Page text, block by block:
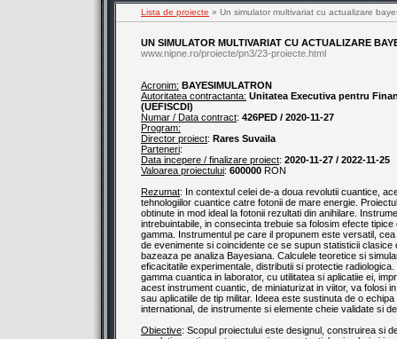
Lista de proiecte » Un simulator multivariat cu actualizare
UN SIMULATOR MULTIVARIAT CU ACTUALIZARE
www.nipne.ro/proiecte/pn3/23-proiecte.html
Acronim: BAYESIMULATRON
Autoritatea contractanta: Unitatea Executiva pentru
(UEFISCDI)
Numar / Data contract: 426PED / 2020-11-27
Program:
Director proiect: Rares Suvaila
Parteneri:
Data incepere / finalizare proiect: 2020-11-27 / 2022-11-25
Valoarea proiectului: 600000 RON
Rezumat: In contextul celei de-a doua revolutii cuantice,
tehnologiilor cuantice catre fotonii de mare energie.
obtinute in mod ideal la fotonii rezultati din anihilare.
intrebuintabile, in consecinta trebuie sa folosim efecte
gamma. Instrumentul pe care il propunem este versatil,
de evenimente si coincidente ce se supun statisticii
bazeaza pe analiza Bayesiana. Calculele teoretice si
eficacitatile experimentale, distributii si protectie
gamma cuantica in laborator, cu utilitatea si aplicatiie ei,
acest instrument cuantic, de miniaturizat in viitor, va folosi
sau aplicatiile de tip militar. Ideea este sustinuta de o
international, de instrumente si elemente cheie validate si
Obiective: Scopul proiectului este designul, construirea si